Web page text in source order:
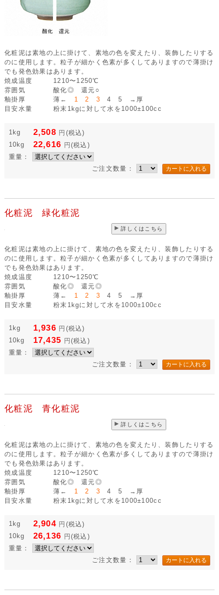
化粧泥は素地の上に掛けて、素地の色を変えたり、装飾したりする
のに使用します。粒子が細かく色素が多くしてありますので薄掛け
でも発色効果はあります。
焼成温度
1210〜1250℃
雰囲気
酸化◎ 還元○
釉掛厚
薄← 1 2 3 4 5 →厚
目安水量
粉末1kgに対して水を1000±100cc
1kg 2,508 円 (税込)
10kg
22,616 円 (税込)
重量：
ご注文数量：
化粧泥 緑化粧泥
詳しくはこちら
化粧泥は素地の上に掛けて、素地の色を変えたり、装飾したりする
のに使用します。粒子が細かく色素が多くしてありますので薄掛け
でも発色効果はあります。
焼成温度
1210〜1250℃
雰囲気
酸化◎ 還元◎
釉掛厚
薄← 1 2 3 4 5 →厚
目安水量
粉末1kgに対して水を1000±100cc
1kg 1,936 円 (税込)
10kg
17,435 円 (税込)
重量：
ご注文数量：
化粧泥 青化粧泥
詳しくはこちら
化粧泥は素地の上に掛けて、素地の色を変えたり、装飾したりする
のに使用します。粒子が細かく色素が多くしてありますので薄掛け
でも発色効果はあります。
焼成温度
1210〜1250℃
雰囲気
酸化◎ 還元◎
釉掛厚
薄← 1 2 3 4 5 →厚
目安水量
粉末1kgに対して水を1000±100cc
1kg 2,904 円 (税込)
10kg
26,136 円 (税込)
重量：
ご注文数量：